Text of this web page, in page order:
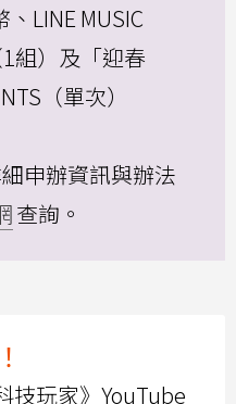
LINE MUSIC
組）及「迎春
（單次）
申辦資訊與辦法
查詢。
技玩家》YouTube